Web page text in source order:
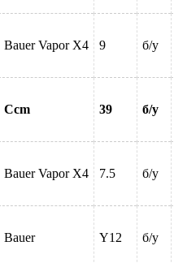
Bauer Vapor X4 9 б/у
Ccm 39 б/у
Bauer Vapor X4 7.5 б/у
Bauer Y12 б/у